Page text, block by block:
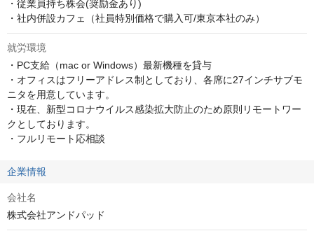
・従業員持ち株会(奨励金あり)
・社内併設カフェ（社員特別価格で購入可/東京本社のみ）
就労環境
・PC支給（mac or Windows）最新機種を貸与
・オフィスはフリーアドレス制としており、各席に27インチサブモ
ニタを用意しています。
・現在、新型コロナウイルス感染拡大防止のため原則リモートワー
クとしております。
・フルリモート応相談
企業情報
会社名
株式会社アンドパッド